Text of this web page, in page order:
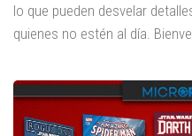
lo que pueden desvelar
quienes no estén al día.